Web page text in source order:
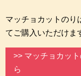
マッチョカットのり
てご購入いただけま
>> マッチョカッ
ら